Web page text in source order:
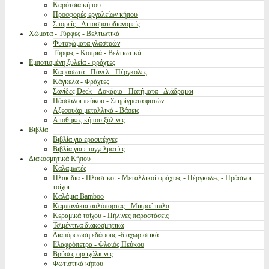
Καρότσια κήπου
Προσφορές εργαλείων κήπου
Σπορείς - Λιπασματοδιανομείς
Χώματα - Τύρφες - Βελτιωτικά
Φυτοχώματα γλαστρών
Τύρφες - Κοπριά - Βελτιωτικά
Εμποτισμένη ξυλεία - φράχτες
Καφασωτά - Πάνελ - Πέργκολες
Κάγκελα - Φράχτες
Σανίδες Deck - Δοκάρια - Πατήματα - Διάδρομοι
Πάσσαλοι πεύκου - Στηρίγματα φυτών
Αξεσουάρ μεταλλικά - Βάσεις
Αποθήκες κήπου ξύλινες
Βιβλία
Βιβλία για ερασιτέχνες
Βιβλία για επαγγελματίες
Διακοσμητικά Κήπου
Καλαμωτές
Πλακίδια - Πλαστικοί - Μεταλλικοί φράχτες - Πέργκολες - Πράσινοι
τοίχοι
Καλάμια Bamboo
Καμπανάκια αυλόπορτας - Μικροέπιπλα
Κεραμικά τοίχου - Πήλινες παραστάσεις
Τσιμέντινα διακοσμητικά
Διαμόρφωση εδάφους -διαχωριστικά.
Ελαφρόπετρα - Φλοιός Πεύκου
Βρύσες ορειχάλκινες
Φωτιστικά κήπου